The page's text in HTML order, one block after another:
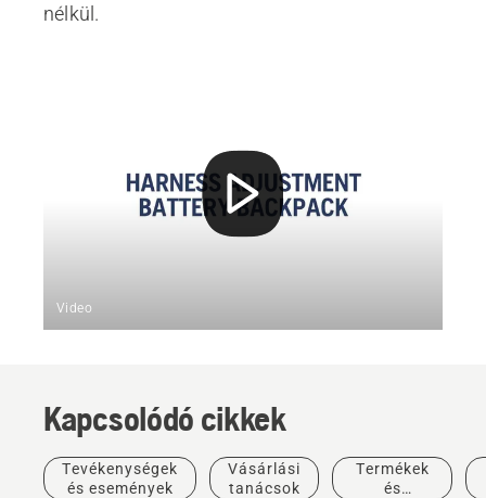
nélkül.
Video
Kapcsolódó cikkek
Tevékenységek
és események
Vásárlási
tanácsok
Termékek
és